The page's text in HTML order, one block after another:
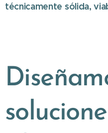
técnicamente sólida,